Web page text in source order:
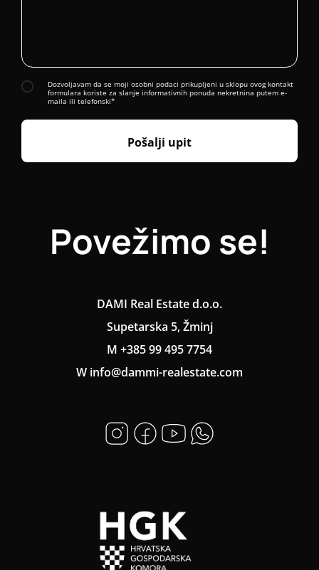
Povežimo se!
DAMI Real Estate d.o.o.
Supetarska 5, Žminj
M +385 99 495 7754
W info@dammi-realestate.com
Dozvoljavam da se moji osobni podaci prikupljeni u sklopu ovog kontakt
formulara koriste za slanje informativnih ponuda nekretnina putem e-
maila ili telefonski*
Pošalji upit